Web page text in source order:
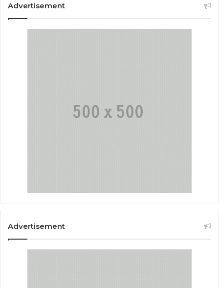
Advertisement
Advertisement